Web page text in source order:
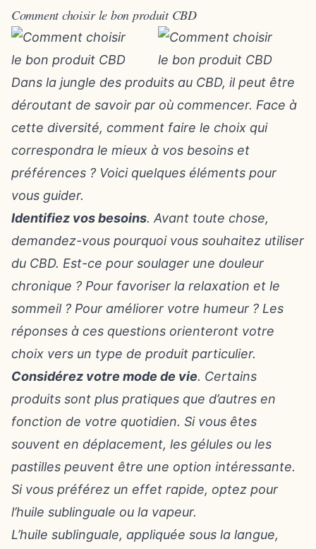
Comment choisir le bon produit CBD
Dans la jungle des produits au CBD, il peut être
déroutant de savoir par où commencer. Face à
cette diversité, comment faire le choix qui
correspondra le mieux à vos besoins et
préférences ? Voici quelques éléments pour
vous guider.
Identifiez vos besoins. Avant toute chose,
demandez-vous pourquoi vous souhaitez utiliser
du CBD. Est-ce pour soulager une douleur
chronique ? Pour favoriser la relaxation et le
sommeil ? Pour améliorer votre humeur ? Les
réponses à ces questions orienteront votre
choix vers un type de produit particulier.
Considérez votre mode de vie. Certains
produits sont plus pratiques que d’autres en
fonction de votre quotidien. Si vous êtes
souvent en déplacement, les gélules ou les
pastilles peuvent être une option intéressante.
Si vous préférez un effet rapide, optez pour
l’huile sublinguale ou la vapeur.
L’huile sublinguale, appliquée sous la langue,